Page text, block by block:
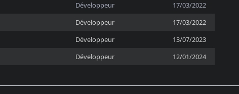
Développeur
17/03/2022
Développeur
17/03/2022
Développeur
13/07/2023
Développeur 12/01/2024